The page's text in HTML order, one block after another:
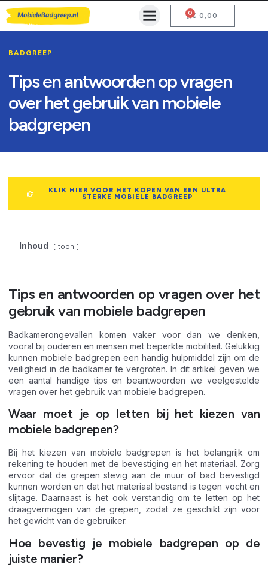
€ 0,00
0
BADGREEP
Tips en antwoorden op vragen
over het gebruik van mobiele
badgrepen
KLIK HIER VOOR HET KOPEN VAN EEN ULTRA
STERKE MOBIELE BADGREEP
Inhoud toon
Tips en antwoorden op vragen over het
gebruik van mobiele badgrepen
Badkamerongevallen komen vaker voor dan we denken,
vooral bij ouderen en mensen met beperkte mobiliteit. Gelukkig
kunnen mobiele badgrepen een handig hulpmiddel zijn om de
veiligheid in de badkamer te vergroten. In dit artikel geven we
een aantal handige tips en beantwoorden we veelgestelde
vragen over het gebruik van mobiele badgrepen.
Waar moet je op letten bij het kiezen van
mobiele badgrepen?
Bij het kiezen van mobiele badgrepen is het belangrijk om
rekening te houden met de bevestiging en het materiaal. Zorg
ervoor dat de grepen stevig aan de muur of bad bevestigd
kunnen worden en dat het materiaal bestand is tegen vocht en
slijtage. Daarnaast is het ook verstandig om te letten op het
draagvermogen van de grepen, zodat ze geschikt zijn voor
het gewicht van de gebruiker.
Hoe bevestig je mobiele badgrepen op de
juiste manier?